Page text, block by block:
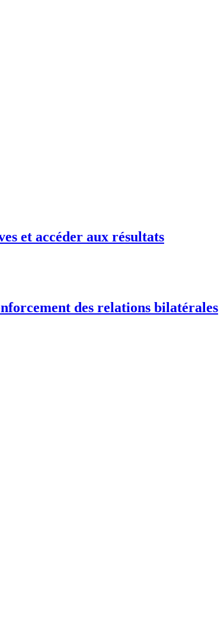
et accéder aux résultats
des relations bilatérales